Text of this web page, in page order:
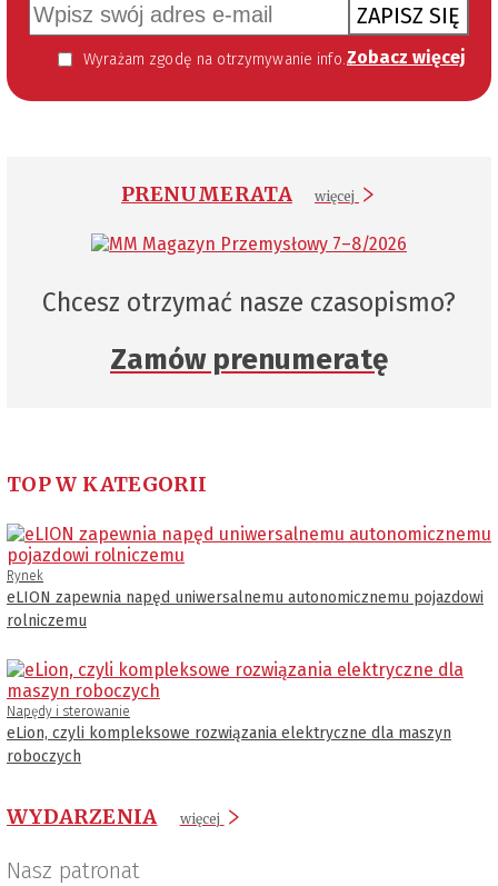
ZAPISZ SIĘ
Wyrażam zgodę na otrzymywanie informacji handlowej kierowanej do mnie za pomocą środków komunikacji elektronicznej w szczególności poczty elektronicznej zgodnie z przepisem art. 10 ust 2 ustawy z dnia 18 lipca 2002 roku o świadczeniu usług drogą elektroniczną (Dz. U. 144 z 2002 r. poz. 1204). Zgoda jest dobrowolna, jednak jej wyrażenie jest konieczne, aby otrzymywać newsletter. Zobacz więcej
PRENUMERATA więcej
Chcesz otrzymać nasze czasopismo?
Zamów prenumeratę
TOP W KATEGORII
Rynek
eLION zapewnia napęd uniwersalnemu autonomicznemu pojazdowi
rolniczemu
Napędy i sterowanie
eLion, czyli kompleksowe rozwiązania elektryczne dla maszyn
roboczych
WYDARZENIA więcej
Nasz patronat